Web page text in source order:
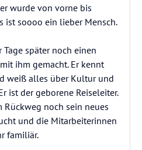
wurde von vorne bis
ist soooo ein lieber Mensch.
später noch einen
ihm gemacht. Er kennt
weiß alles über Kultur und
ist der geborene Reiseleiter.
noch sein neues
und die Mitarbeiterinnen
familiär.